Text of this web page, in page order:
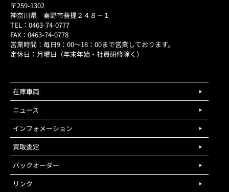
〒259-1302
神奈川県 秦野市菩提２４８－１
TEL：0463-74-0777
FAX：0463-74-0778
営業時間：毎日9：00～18：00まで営業しております。
定休日：月曜日（年末年始・社員研修除く）
在庫車両
ニュース
インフォメーション
買取査定
バックオーダー
リンク